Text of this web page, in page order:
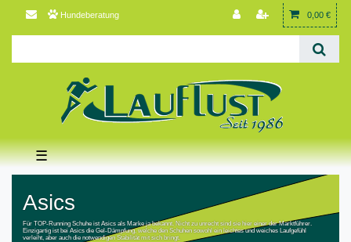
Hundeberatung 0,00 €
☰
Asics
Für TOP-Running Schuhe ist Asics als Marke ja bekannt. Nicht zu unrecht sind sie hier einer der Marktführer.
Einzigartig ist bei Asics die Gel-Dämpfung, welche den Schuhen sowohl ein leichtes und weiches Laufgefühl
verleiht, aber auch die notwendigen Stabilität mit sich bringt.